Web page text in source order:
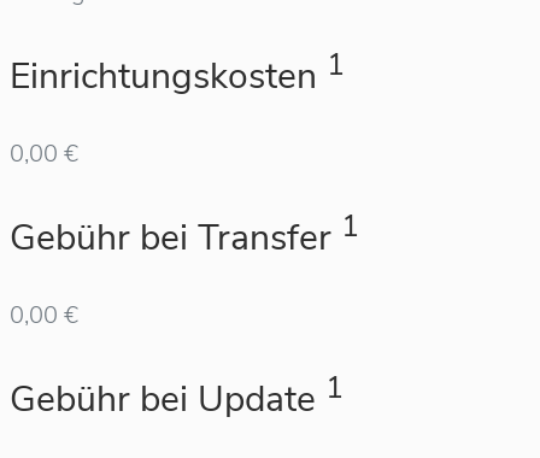
Einrichtungskosten 1
0,00 €
Gebühr bei Transfer 1
0,00 €
Gebühr bei Update 1